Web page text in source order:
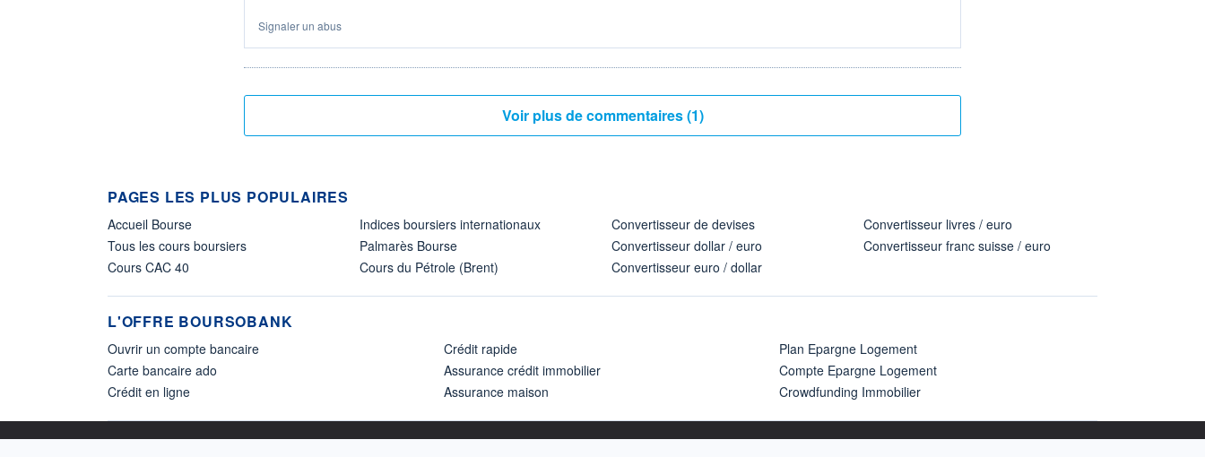
Signaler un abus
Voir plus de commentaires (1)
PAGES LES PLUS POPULAIRES
Accueil Bourse
Tous les cours boursiers
Cours CAC 40
Indices boursiers internationaux
Palmarès Bourse
Cours du Pétrole (Brent)
Convertisseur de devises
Convertisseur dollar / euro
Convertisseur euro / dollar
Convertisseur livres / euro
Convertisseur franc suisse / euro
L'OFFRE BOURSOBANK
Ouvrir un compte bancaire
Carte bancaire ado
Crédit en ligne
Crédit rapide
Assurance crédit immobilier
Assurance maison
Plan Epargne Logement
Compte Epargne Logement
Crowdfunding Immobilier